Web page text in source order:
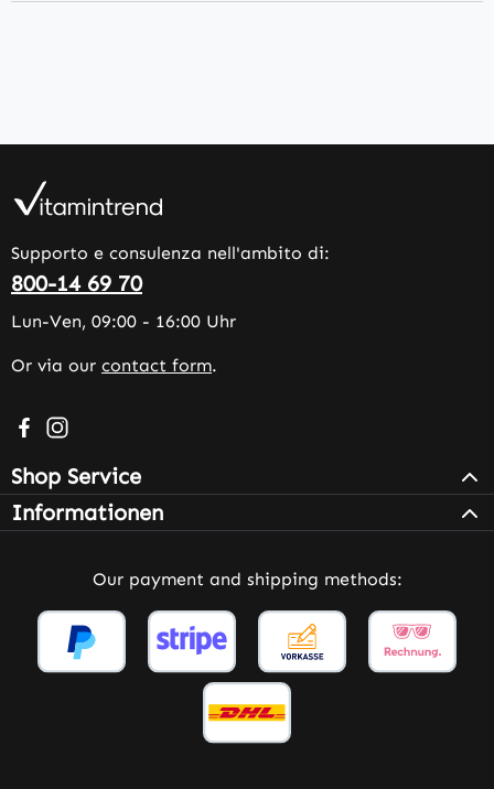
Supporto e consulenza nell'ambito di:
800-14 69 70
Lun-Ven, 09:00 - 16:00 Uhr
Or via our contact form.
Visit us on Facebook – opens in a new browser tab
Check us out on Instagram – opens in a new
Shop Service
Informationen
Our payment and shipping methods: